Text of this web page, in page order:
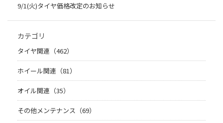
9/1(火)タイヤ価格改定のお知らせ
カテゴリ
タイヤ関連（462）
ホイール関連（81）
オイル関連（35）
その他メンテナンス（69）